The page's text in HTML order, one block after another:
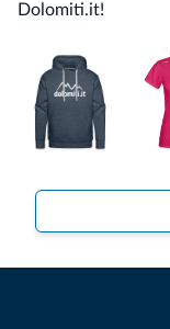
Dolomiti.it!